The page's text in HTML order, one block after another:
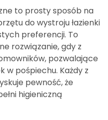
to prosty sposób na
do wystroju łazienki
preferencji. To
rozwiązanie, gdy z
pozwalające
w pośpiechu. Każdy z
pewność, że
higieniczną